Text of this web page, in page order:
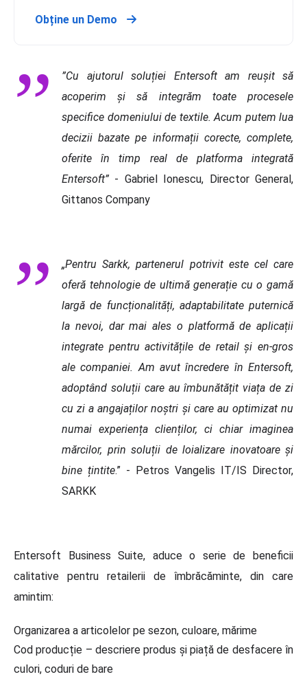
Obține un Demo
”Cu ajutorul soluției Entersoft am reușit să
acoperim și să integrăm toate procesele
specifice domeniului de textile. Acum putem lua
decizii bazate pe informații corecte, complete,
oferite în timp real de platforma integrată
Entersoft” - Gabriel Ionescu, Director General,
Gittanos Company
„Pentru Sarkk, partenerul potrivit este cel care
oferă tehnologie de ultimă generație cu o gamă
largă de funcționalități, adaptabilitate puternică
la nevoi, dar mai ales o platformă de aplicații
integrate pentru activitățile de retail și en-gros
ale companiei. Am avut încredere în Entersoft,
adoptând soluții care au îmbunătățit viața de zi
cu zi a angajaților noștri și care au optimizat nu
numai experiența clienților, ci chiar imaginea
mărcilor, prin soluții de loializare inovatoare și
bine țintite.” - Petros Vangelis IT/IS Director,
SARKK
Entersoft Business Suite, aduce o serie de beneficii
calitative pentru retailerii de îmbrăcăminte, din care
amintim:
Organizarea a articolelor pe sezon, culoare, mărime
Cod producție – descriere produs și piață de desfacere în
culori, coduri de bare